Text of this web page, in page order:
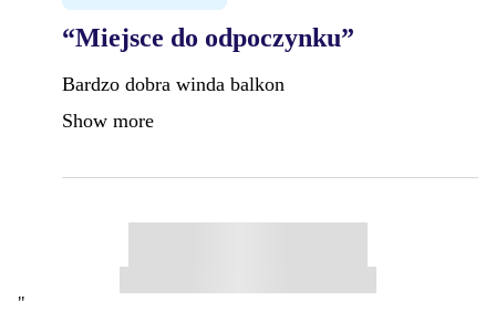
“Miejsce do odpoczynku”
Bardzo dobra winda balkon
Show more
"